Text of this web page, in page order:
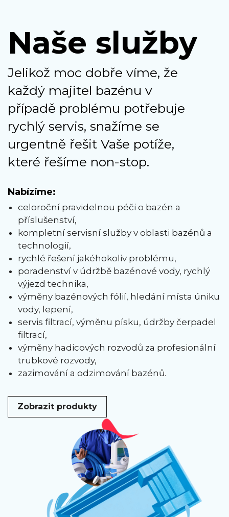
Naše služby
Jelikož moc dobře víme, že
každý majitel bazénu v
případě problému potřebuje
rychlý servis, snažíme se
urgentně řešit Vaše potíže,
které řešíme non-stop.
Nabízíme:
celoroční pravidelnou péči o bazén a
příslušenství,
kompletní servisní služby v oblasti bazénů a
technologií,
rychlé řešení jakéhokoliv problému,
poradenství v údržbě bazénové vody, rychlý
výjezd technika,
výměny bazénových fólií, hledání místa úniku
vody, lepení,
servis filtrací, výměnu písku, údržby čerpadel
filtrací,
výměny hadicových rozvodů za profesionální
trubkové rozvody,
zazimování a odzimování bazénů.
Zobrazit produkty